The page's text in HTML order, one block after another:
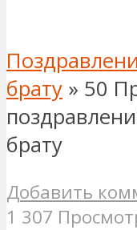
брату » 50
брату
Добавить
1 307